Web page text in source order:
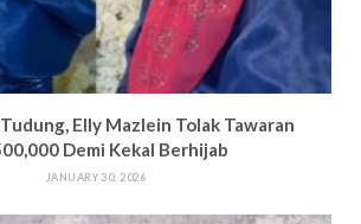
Elly Mazlein Tolak Tawaran
Demi Kekal Berhijab
JANUARY 30, 2026